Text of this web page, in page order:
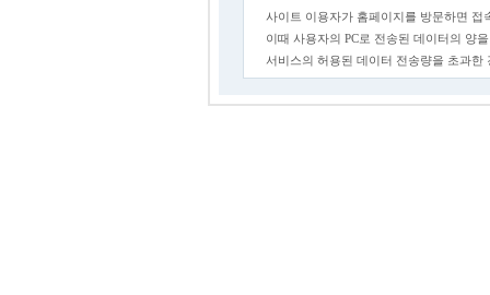
사이트 이용자가 홈페이지를 방문하면 접
이때 사용자의 PC로 전송된 데이터의 양
서비스의 허용된 데이터 전송량을 초과